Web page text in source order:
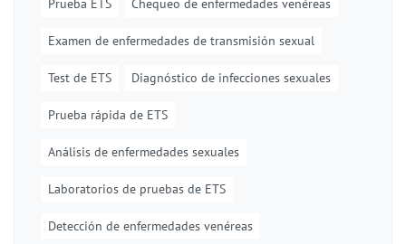
Prueba ETS Chequeo de enfermedades venéreas
Examen de enfermedades de transmisión sexual
Test de ETS Diagnóstico de infecciones sexuales
Prueba rápida de ETS
Análisis de enfermedades sexuales
Laboratorios de pruebas de ETS
Detección de enfermedades venéreas